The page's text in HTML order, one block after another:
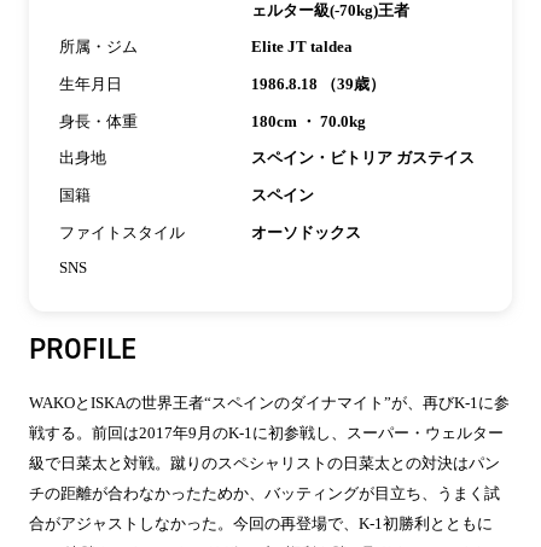
ェルター級(-70kg)王者
所属・ジム Elite JT taldea
生年月日 1986.8.18 （39歳）
身長・体重 180cm ・ 70.0kg
出身地 スペイン・ビトリア ガステイス
国籍 スペイン
ファイトスタイル オーソドックス
SNS
PROFILE
WAKOとISKAの世界王者“スペインのダイナマイト”が、再びK-1に参
戦する。前回は2017年9月のK-1に初参戦し、スーパー・ウェルター
級で日菜太と対戦。蹴りのスペシャリストの日菜太との対決はパン
チの距離が合わなかったためか、バッティングが目立ち、うまく試
合がアジャストしなかった。今回の再登場で、K-1初勝利とともに